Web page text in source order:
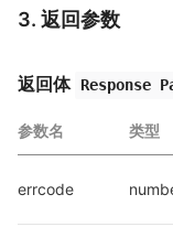
3. 返回参数
返回体 Response
参数名 类型
errcode